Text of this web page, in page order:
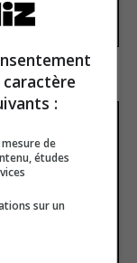
True or false
:
de
études
sur un